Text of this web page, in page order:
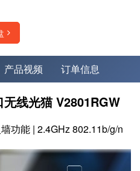
产品视频 订单信息
线光猫 V2801RGW
功能 | 2.4GHz 802.11b/g/n